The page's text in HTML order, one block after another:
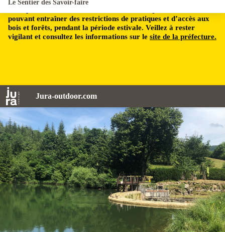
pouvant entraîner des restrictions de pratiques et d’accès aux
bois et forêts, pendant la période estivale. Veillez à rester
vigilant et consultez les informations sur le site de la préfecture.
Jura-outdoor.com
Le Sentier des Savoir-faire
Sentier des savoir-faire - © JuraTourisme